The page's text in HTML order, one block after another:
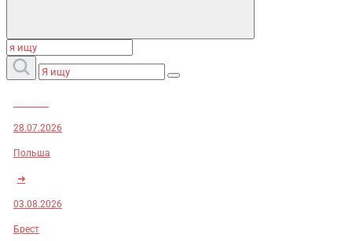
28.07.2026
Польша
➜
03.08.2026
Брест